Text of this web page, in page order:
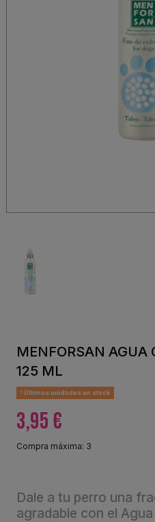
MENFORSAN AGUA
125 ML
Últimas unidades en stock
3,95 €
Compra máxima: 3
Dale a tu perro una
agradable con el